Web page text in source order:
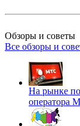
Обзоры и советы
Все обзоры и
На рынке
оператора